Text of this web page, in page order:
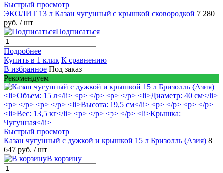
Быстрый просмотр
ЭКОЛИТ 13 л Казан чугунный с крышкой сковородкой 7 280
руб. / шт
Подписаться
Подробнее
Купить в 1 клик К сравнению
В избранное Под заказ
Рекомендуем
Быстрый просмотр
Казан чугунный с дужкой и крышкой 15 л Бризолль (Азия) 8
647 руб. / шт
В корзину